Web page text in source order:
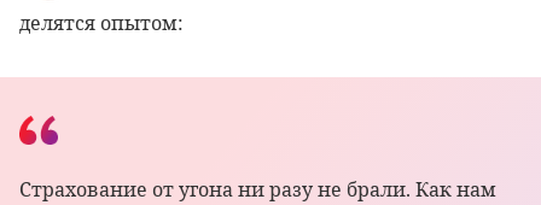
делятся опытом:
Страхование от угона ни разу не брали. Как нам